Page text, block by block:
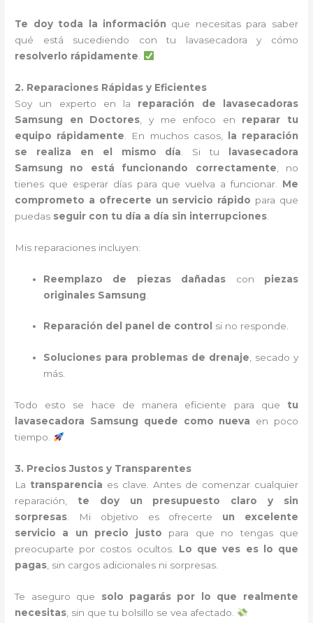
Te doy toda la información que necesitas para saber
qué está sucediendo con tu lavasecadora y cómo
resolverlo rápidamente
2. Reparaciones Rápidas y Eficientes
Soy un experto en la reparación de lavasecadoras
Samsung en Doctores , y me enfoco en reparar tu
equipo rápidamente . En muchos casos,
la reparación
se realiza en el mismo día . Si tu
lavasecadora
Samsung no está funcionando correctamente , no
tienes que esperar días para que vuelva a funcionar. Me
comprometo a ofrecerte un servicio rápido para que
puedas seguir con tu día a día sin interrupciones
Mis reparaciones incluyen:
Reemplazo de piezas dañadas con piezas
originales Samsung
Reparación del panel de control si no responde.
Soluciones para problemas de drenaje, secado y
más.
Todo esto se hace de manera eficiente para que tu
lavasecadora Samsung quede como nueva en poco
tiempo.
3. Precios Justos y Transparentes
La transparencia es clave. Antes de comenzar cualquier
reparación, te doy un presupuesto claro y sin
sorpresas . Mi objetivo es ofrecerte un excelente
servicio a un precio justo para que no tengas que
preocuparte por costos ocultos. Lo que ves es lo que
pagas , sin cargos adicionales ni sorpresas.
Te aseguro que solo pagarás por lo que realmente
necesitas , sin que tu bolsillo se vea afectado.